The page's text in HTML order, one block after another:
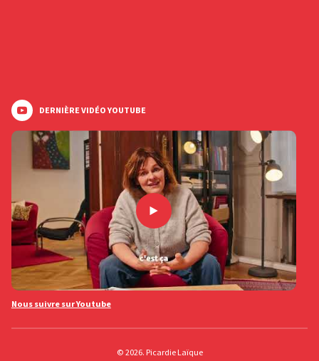
DERNIÈRE VIDÉO YOUTUBE
Nous suivre sur Youtube
© 2026. Picardie Laïque